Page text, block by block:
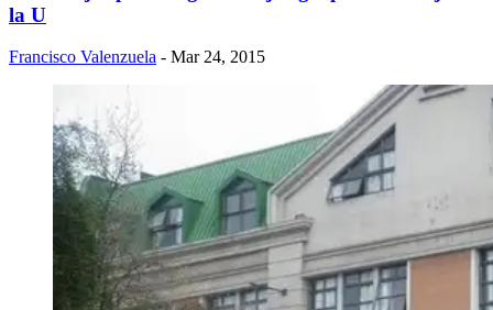
la U
Francisco Valenzuela - Mar 24, 2015